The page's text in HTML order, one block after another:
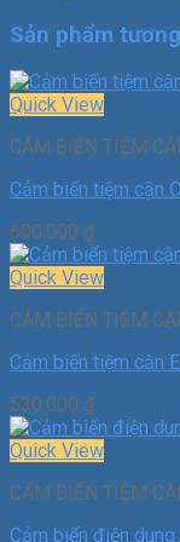
Sản phẩm
Quick View
CẢM BIẾN TIỆM
Cảm biến tiệm cận
600.000 ₫
Quick View
CẢM BIẾN TIỆM
Cảm biến tiệm cận
530.000 ₫
Quick View
CẢM BIẾN TIỆM
Cảm biến điện